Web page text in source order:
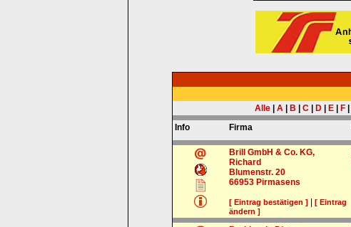
Alle| A| B C| D| E| F|
Info
Firma
Brill GmbH & Co. KG,
Richard
Blumenstr. 20
66953 Pirmasens
[ Eintrag bestätigen ]
[ Eintrag
ändern ]